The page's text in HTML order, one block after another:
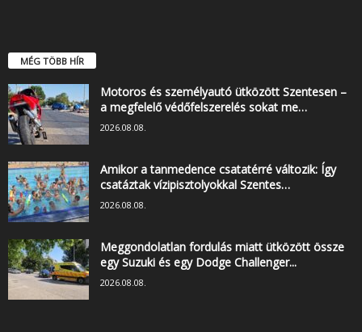
MÉG TÖBB HÍR
Motoros és személyautó ütközött Szentesen –
a megfelelő védőfelszerelés sokat me…
2026.08.08.
Amikor a tanmedence csatatérré változik: Így
csatáztak vízipisztolyokkal Szentes…
2026.08.08.
Meggondolatlan fordulás miatt ütközött össze
egy Suzuki és egy Dodge Challenger...
2026.08.08.